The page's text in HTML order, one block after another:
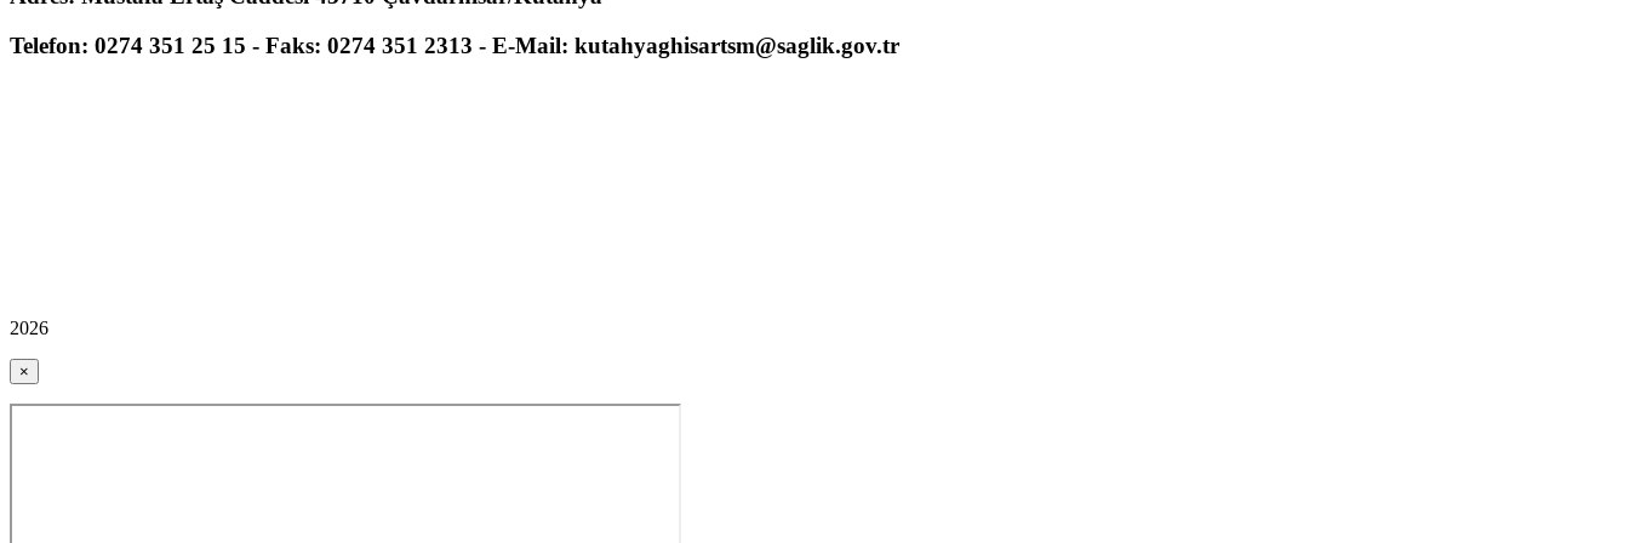
Telefon: 0274 351 25 15 - Faks: 0274 351 2313 - E-Mail: kutahyaghisartsm@saglik.gov.tr
2026
×